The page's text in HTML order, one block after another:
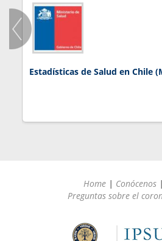
Estadísticas de Salud en Chile
Home | Conócenos |
Preguntas sobre el